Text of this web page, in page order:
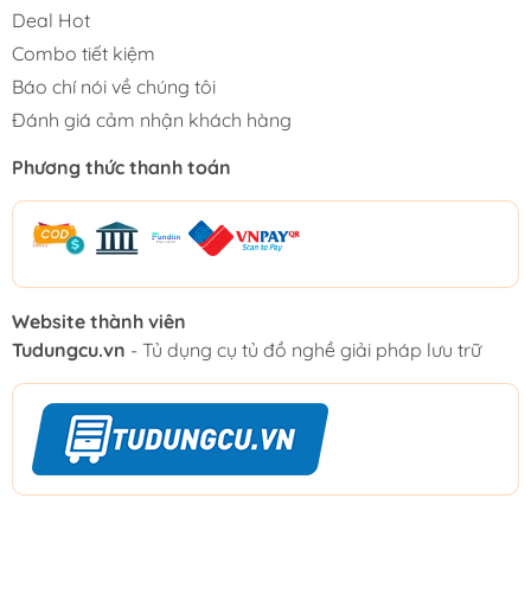
Deal Hot
Combo tiết kiệm
Báo chí nói về chúng tôi
Đánh giá cảm nhận khách hàng
Phương thức thanh toán
Website thành viên
Tudungcu.vn - Tủ dụng cụ tủ đồ nghề giải pháp lưu trữ